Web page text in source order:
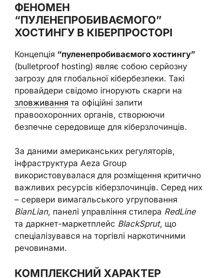
ФЕНОМЕН
“ПУЛЕНЕПРОБИВАЄМОГО”
ХОСТИНГУ В КІБЕРПРОСТОРІ
Концепція “пуленепробиваємого хостингу”
(bulletproof hosting) являє собою серйозну
загрозу для глобальної кібербезпеки. Такі
провайдери свідомо ігнорують скарги на
зловживання та офіційні запити
правоохоронних органів, створюючи
безпечне середовище для кіберзлочинців.
За даними американських регуляторів,
інфраструктура Aeza Group
використовувалася для розміщення критично
важливих ресурсів кіберзлочинців. Серед них
– сервери вимагальського угруповання
BianLian, панелі управління стилера RedLine
та даркнет-маркетплейс BlackSprut, що
спеціалізувався на торгівлі наркотичними
речовинами.
КОМПЛЕКСНИЙ ХАРАКТЕР